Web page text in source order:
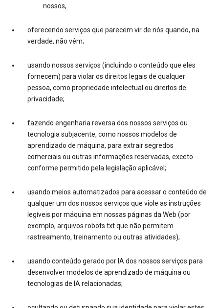
nossos,
oferecendo serviços que parecem vir de nós quando, na
verdade, não vêm;
usando nossos serviços (incluindo o conteúdo que eles
fornecem) para violar os direitos legais de qualquer
pessoa, como propriedade intelectual ou direitos de
privacidade;
fazendo engenharia reversa dos nossos serviços ou
tecnologia subjacente, como nossos modelos de
aprendizado de máquina, para extrair segredos
comerciais ou outras informações reservadas, exceto
conforme permitido pela legislação aplicável;
usando meios automatizados para acessar o conteúdo de
qualquer um dos nossos serviços que viole as instruções
legíveis por máquina em nossas páginas da Web (por
exemplo, arquivos robots.txt que não permitem
rastreamento, treinamento ou outras atividades);
usando conteúdo gerado por IA dos nossos serviços para
desenvolver modelos de aprendizado de máquina ou
tecnologias de IA relacionadas;